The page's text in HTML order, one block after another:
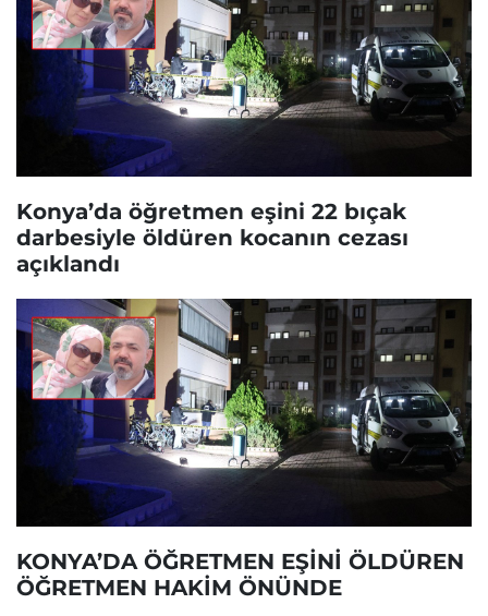
Konya’da öğretmen eşini 22 bıçak
darbesiyle öldüren kocanın cezası
açıklandı
KONYA’DA ÖĞRETMEN EŞİNİ ÖLDÜREN
ÖĞRETMEN HAKİM ÖNÜNDE